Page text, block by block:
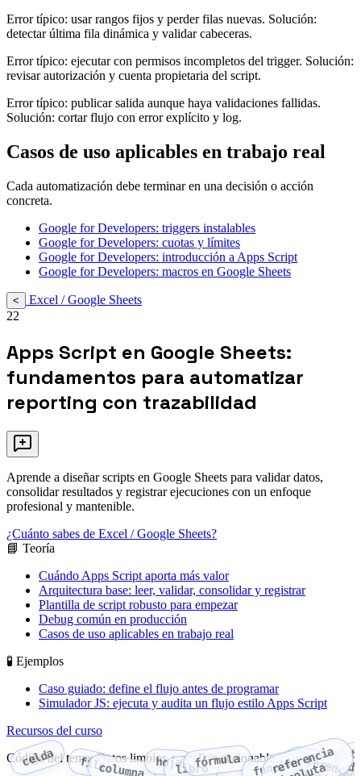
Error típico: usar rangos fijos y perder filas nuevas. Solución:
detectar última fila dinámica y validar cabeceras.
Error típico: ejecutar con permisos incompletos del trigger. Solución:
revisar autorización y cuenta propietaria del script.
Error típico: publicar salida aunque haya validaciones fallidas.
Solución: cortar flujo con error explícito y log.
Casos de uso aplicables en trabajo real
Cada automatización debe terminar en una decisión o acción
concreta.
Google for Developers: triggers instalables
Google for Developers: cuotas y límites
Google for Developers: introducción a Apps Script
Google for Developers: macros en Google Sheets
<
Excel / Google Sheets
22
Apps Script en Google Sheets:
fundamentos para automatizar
reporting con trazabilidad
Aprende a diseñar scripts en Google Sheets para validar datos,
consolidar resultados y registrar ejecuciones con un enfoque
profesional y mantenible.
¿Cuánto sabes de Excel / Google Sheets?
📘 Teoría
Cuándo Apps Script aporta más valor
Arquitectura base: leer, validar, consolidar y registrar
Plantilla de script robusto para empezar
Debug común en producción
Casos de uso aplicables en trabajo real
🧪 Ejemplos
Caso guiado: define el flujo antes de programar
Simulador JS: ejecuta y audita un flujo estilo Apps Script
Recursos del curso
Código del tema: Datos limpios + analisis accionable
celda filacolumna hojalibrofórmula función
f
e
r
e
n
c
i
a
a
b
s
o
l
u
t